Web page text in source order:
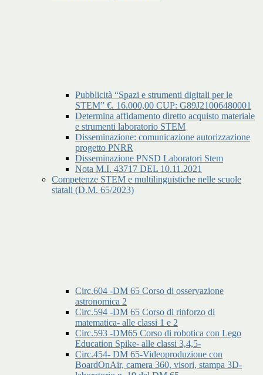
Pubblicità “Spazi e strumenti digitali per le
STEM” €. 16.000,00 CUP: G89J21006480001
Determina affidamento diretto acquisto materiale
e strumenti laboratorio STEM
Disseminazione: comunicazione autorizzazione
progetto PNRR
Disseminazione PNSD Laboratori Stem
Nota M.I. 43717 DEL 10.11.2021
Competenze STEM e multilinguistiche nelle scuole
statali (D.M. 65/2023)
Circ.604 -DM 65 Corso di osservazione
astronomica 2
Circ.594 -DM 65 Corso di rinforzo di
matematica- alle classi 1 e 2
Circ.593 -DM65 Corso di robotica con Lego
Education Spike- alle classi 3,4,5-
Circ.454- DM 65-Videoproduzione con
BoardOnAir, camera 360, visori, stampa 3D-